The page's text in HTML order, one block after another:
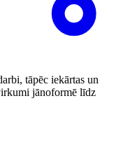
tāpēc iekārtas un
jānoformē līdz